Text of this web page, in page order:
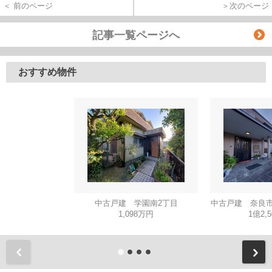
＜ 前のページ ＞次のページ
記事一覧ページへ
おすすめ物件
中古戸建 学園南2丁目
1,098万円
中古戸建 奈良
1億